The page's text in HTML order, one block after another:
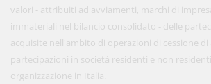
valori - attribuiti ad avviamenti, marchi di
immateriali nel bilancio consolidato - delle
acquisite nell'ambito di operazioni di cessione
partecipazioni in società residenti e non
organizzazione in Italia.